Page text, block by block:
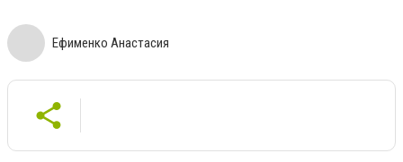
Ефименко Анастасия